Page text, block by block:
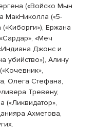
(«Войско Мын
МакНиколла («5-
Ержана
«Меч
Джонс и
убийство»), Алину
Олега Стефана,
Тревену,
(«Ликвидатор»,
Ахметова,